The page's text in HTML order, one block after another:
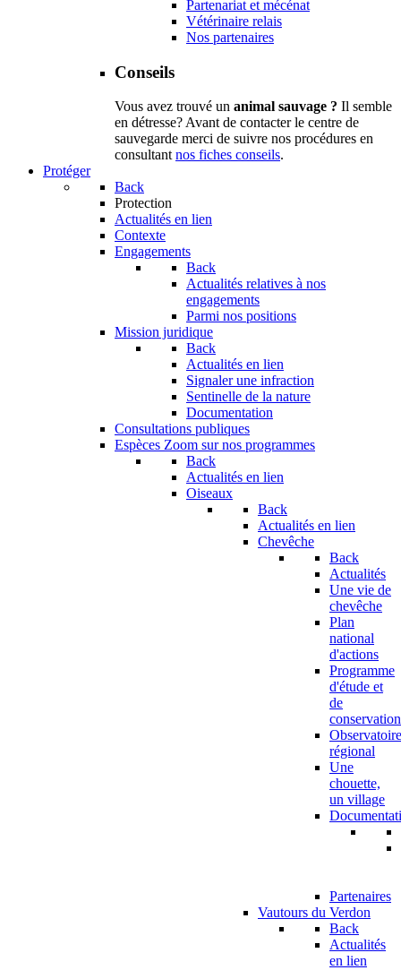
Partenariat et mécénat
Vétérinaire relais
Nos partenaires
Conseils
Vous avez trouvé un animal sauvage ? Il semble
en détresse? Avant de contacter le centre de
sauvegarde merci de suivre nos procédures en
consultantnos fiches conseils.
Protéger
Back
Protection
Actualités en lien
Contexte
Engagements
Back
Actualités relatives à nos
engagements
Parmi nos positions
Mission juridique
Back
Actualités en lien
Signaler une infraction
Sentinelle de la nature
Documentation
Consultations publiques
Espèces Zoom sur nos programmes
Back
Actualités en lien
Oiseaux
Back
Actualités en lien
Chevêche
Back
Actualités
Une vie de
chevêche
Plan
national
d'actions
Programme
d'étude et
de
conservation
Observatoire
régional
Une
chouette,
un village
Partenaires
Vautours du Verdon
Back
Actualités
en lien